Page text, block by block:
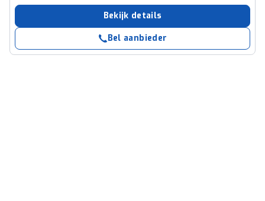
Bekijk details
Bel aanbieder